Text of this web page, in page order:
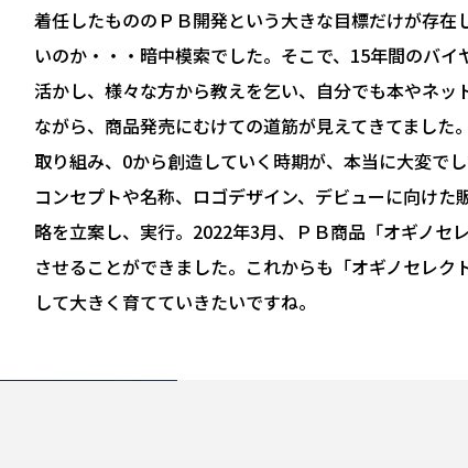
着任したもののＰＢ開発という大きな目標だけが存在
いのか・・・暗中模索でした。そこで、15年間のバイ
活かし、様々な方から教えを乞い、自分でも本やネッ
ながら、商品発売にむけての道筋が見えてきてました
取り組み、0から創造していく時期が、本当に大変で
コンセプトや名称、ロゴデザイン、デビューに向けた
略を立案し、実行。2022年3月、ＰＢ商品「オギノセ
させることができました。これからも「オギノセレク
して大きく育てていきたいですね。